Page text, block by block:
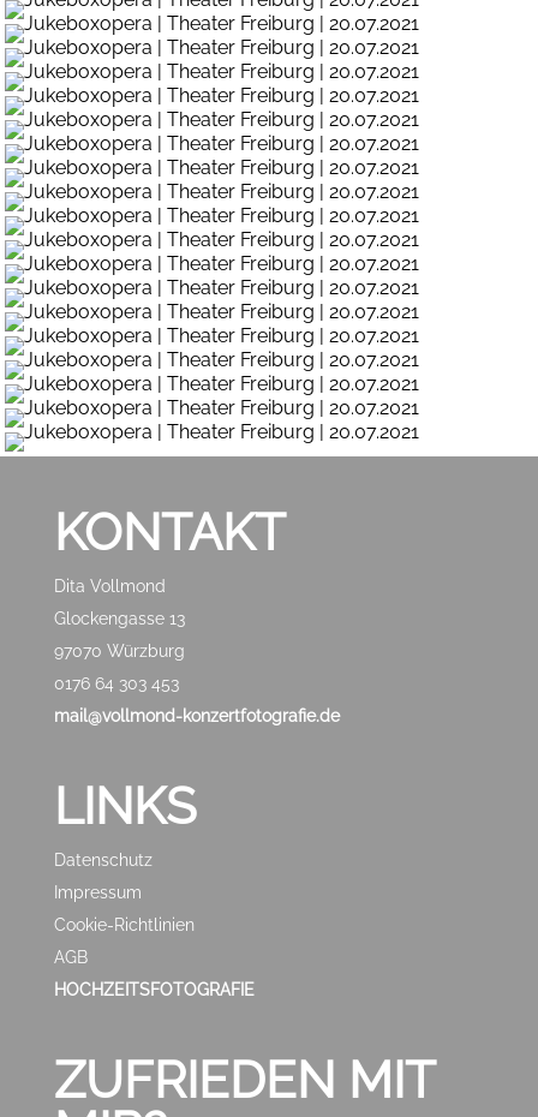
KONTAKT
Dita Vollmond
Glockengasse 13
97070 Würzburg
0176 64 303 453
mail@vollmond-konzertfotografie.de
LINKS
Datenschutz
Impressum
Cookie-Richtlinien
AGB
HOCHZEITSFOTOGRAFIE
ZUFRIEDEN MIT